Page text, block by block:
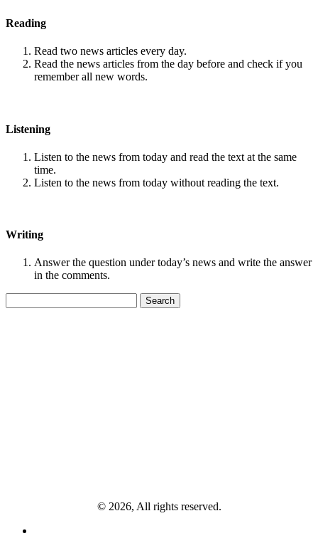
Reading
Read two news articles every day.
Read the news articles from the day before and check if you
remember all new words.
Listening
Listen to the news from today and read the text at the same
time.
Listen to the news from today without reading the text.
Writing
Answer the question under today’s news and write the answer
in the comments.
for:
© 2026, All rights reserved.